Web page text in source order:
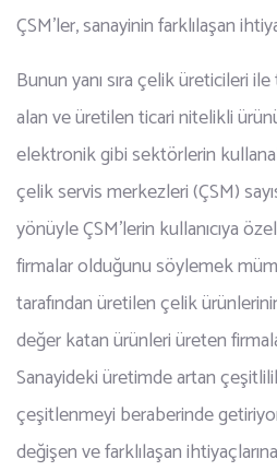
ÇSM’ler, sanayinin farklılaşan
Bunun yanı sıra çelik üreticileri
alan ve üretilen ticari nitelikli
elektronik gibi sektörlerin
çelik servis merkezleri (ÇSM)
yönüyle ÇSM’lerin kullanıcıya
firmalar olduğunu söylemek
tarafından üretilen çelik
değer katan ürünleri üreten
Sanayideki üretimde artan
çeşitlenmeyi beraberinde
değişen ve farklılaşan